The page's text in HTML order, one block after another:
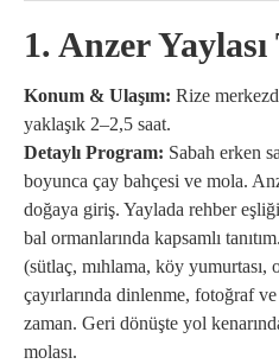
1. Anzer
Konum & Ulaşım: Rize
yaklaşık 2–2,5 saat.
Detaylı Program: Sabah erken
boyunca çay bahçesi ve mola.
doğaya giriş. Yaylada rehber
bal ormanlarında kapsamlı
(sütlaç, mıhlama, köy yumurtası,
çayırlarında dinlenme, fotoğraf
zaman. Geri dönüşte yol
molası.